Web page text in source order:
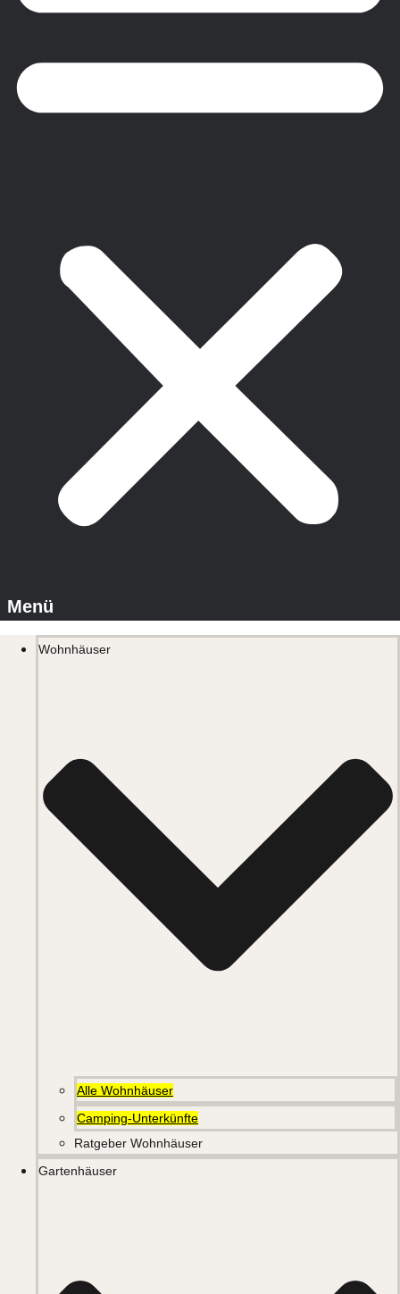
Wohnhäuser
Alle Wohnhäuser
Camping-Unterkünfte
Ratgeber Wohnhäuser
Gartenhäuser